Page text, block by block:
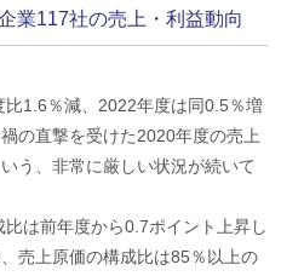
業117社の売上・利益動向
1.6％減、2022年度は同0.5％増
の直撃を受けた2020年度の売上
う、非常に厳しい状況が続いて
は前年度から0.7ポイント上昇し
売上原価の構成比は85％以上の